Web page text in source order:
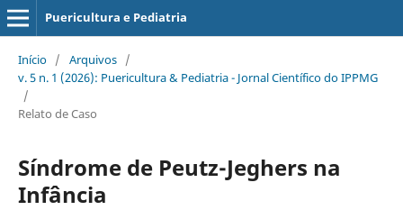
Puericultura e Pediatria
Início / Arquivos /
v. 5 n. 1 (2026): Puericultura & Pediatria - Jornal Científico do IPPMG
/
Relato de Caso
Síndrome de Peutz-Jeghers na
Infância